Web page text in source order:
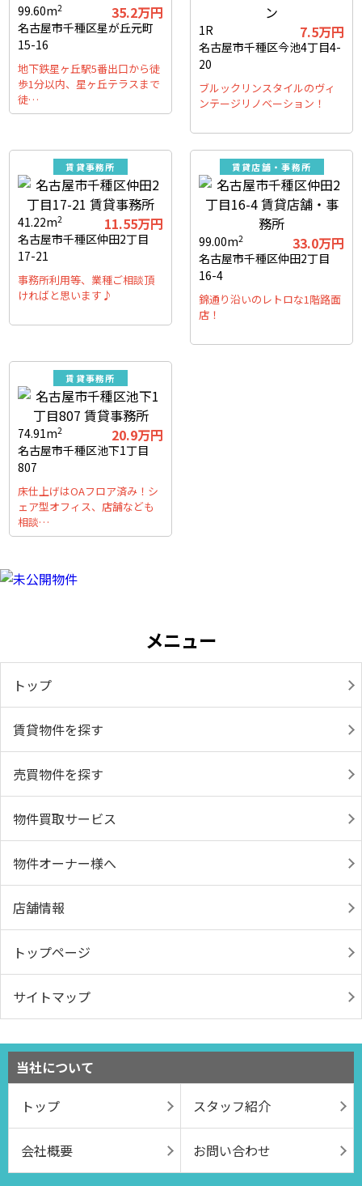
99.60m2 35.2万円
名古屋市千種区星が丘元町
15-16
地下鉄星ヶ丘駅5番出口から徒
歩1分以内、星ヶ丘テラスまで
徒…
1R 7.5万円
名古屋市千種区今池4丁目4-
20
ブルックリンスタイルのヴィ
ンテージリノベーション！
賃貸事務所
41.22m2 11.55万円
名古屋市千種区仲田2丁目
17-21
事務所利用等、業種ご相談頂
ければと思います♪
賃貸店舗・事務所
99.00m2 33.0万円
名古屋市千種区仲田2丁目
16-4
錦通り沿いのレトロな1階路面
店！
賃貸事務所
74.91m2 20.9万円
名古屋市千種区池下1丁目
807
床仕上げはOAフロア済み！シ
ェア型オフィス、店舗なども
相談…
メニュー
トップ
賃貸物件を探す
売買物件を探す
物件買取サービス
物件オーナー様へ
店舗情報
トップページ
サイトマップ
当社について
トップ
スタッフ紹介
会社概要 お問い合わせ